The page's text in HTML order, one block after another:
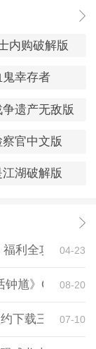
内购破解版
鬼幸存者
遗产无敌版
官中文版
湖破解版
利全攻略，一
04-23
钟馗》CG！预
08-20
下载三端同步
07-10